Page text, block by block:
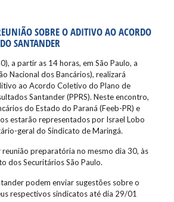
SOBRE O ADITIVO AO ACORDO
SANTANDER
a partir as 14 horas, em São Paulo, a
Nacional dos Bancários), realizará
ao Acordo Coletivo do Plano de
Santander (PPRS). Neste encontro,
do Estado do Paraná (Feeb-PR) e
estarão representados por Israel Lobo
geral do Sindicato de Maringá.
reunião preparatória no mesmo dia 30, às
dos Securitários São Paulo.
podem enviar sugestões sobre o
respectivos sindicatos até dia 29/01